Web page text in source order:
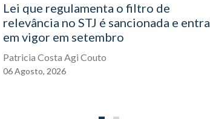
Lei que regulamenta o filtro de
relevância no STJ é sancionada e entra
em vigor em setembro
Patricia Costa Agi Couto
06Agosto, 2026